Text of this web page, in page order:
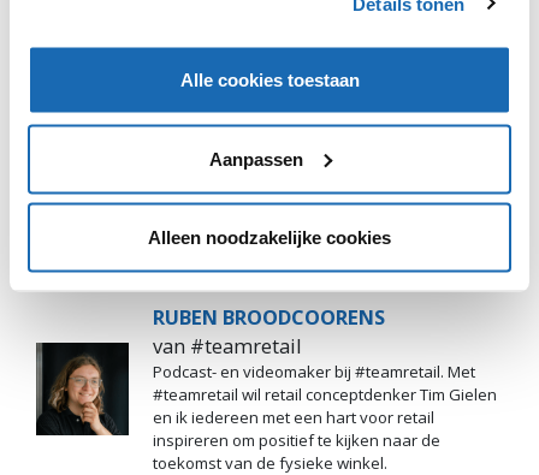
Alle cookies toestaan
Aanpassen
Alleen noodzakelijke cookies
RUBEN BROODCOORENS
van #teamretail
Podcast- en videomaker bij #teamretail. Met
#teamretail wil retail conceptdenker Tim Gielen
en ik iedereen met een hart voor retail
inspireren om positief te kijken naar de
toekomst van de fysieke winkel.